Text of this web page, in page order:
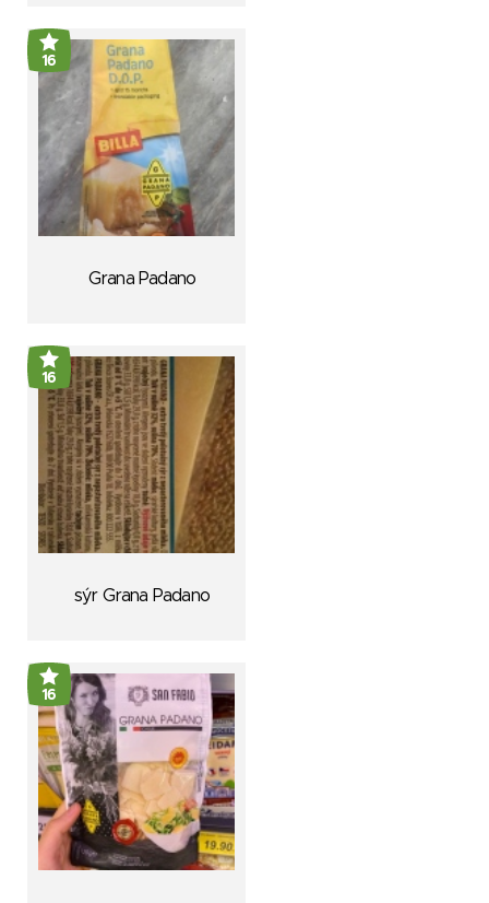
16
Grana Padano
16
sýr Grana Padano
16